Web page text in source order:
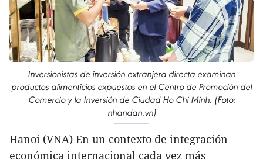
Inversionistas de inversión extranjera directa examinan
productos alimenticios expuestos en el Centro de Promoción del
Comercio y la Inversión de Ciudad Ho Chi Minh. (Foto:
nhandan.vn)
Hanoi (VNA) En un contexto de integración
económica internacional cada vez más